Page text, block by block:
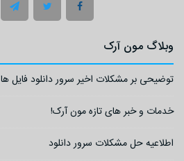
وبلاگ مون آرک
توضیحی بر مشکلات اخیر سرور دانلود فایل ها
خدمات و خبر های تازه مون آرک!
اطلاعیه حل مشکلات سرور دانلود